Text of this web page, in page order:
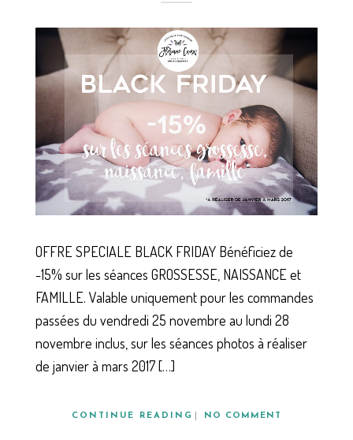
OFFRE SPECIALE BLACK FRIDAY Bénéficiez de
-15% sur les séances GROSSESSE, NAISSANCE et
FAMILLE. Valable uniquement pour les commandes
passées du vendredi 25 novembre au lundi 28
novembre inclus, sur les séances photos à réaliser
de janvier à mars 2017 […]
CONTINUE READING NO COMMENT